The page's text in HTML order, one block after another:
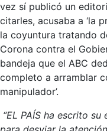
vez sí publicó un
citarles, acusaba a ‘la
la coyuntura tratando
Corona contra el
bandeja que el ABC
completo a arramblar
manipulador’.
“EL PAÍS ha escrito